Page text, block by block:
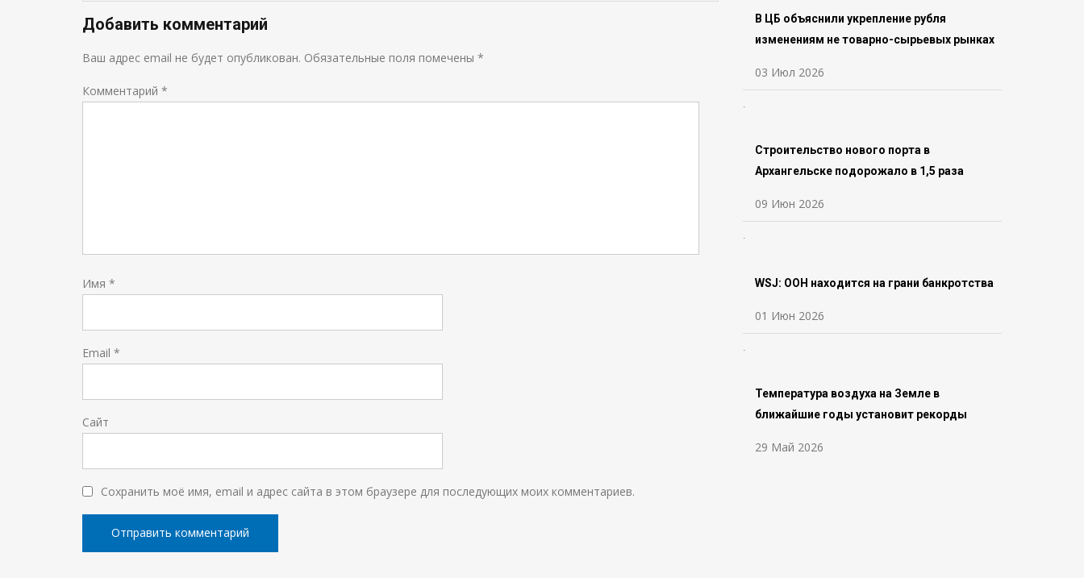
Добавить комментарий
Ваш адрес email не будет опубликован. Обязательные поля помечены *
Комментарий *
Имя *
Email *
Сайт
Сохранить моё имя, email и адрес сайта в этом браузере для последующих моих комментариев.
В ЦБ объяснили укрепление рубля
изменениям не товарно-сырьевых рынках
03 Июл 2026
Строительство нового порта в
Архангельске подорожало в 1,5 раза
09 Июн 2026
WSJ: ООН находится на грани банкротства
01 Июн 2026
Температура воздуха на Земле в
ближайшие годы установит рекорды
29 Май 2026